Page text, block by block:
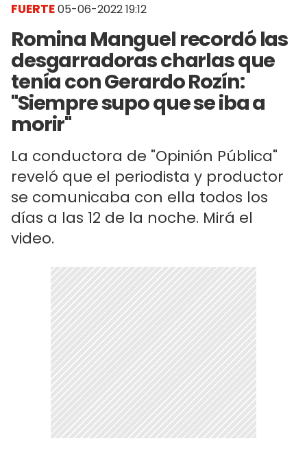
FUERTE05-06-2022 19:12
Romina Manguel recordó las
desgarradoras charlas que
tenía con Gerardo Rozín:
"Siempre supo que se iba a
morir"
La conductora de "Opinión Pública"
reveló que el periodista y productor
se comunicaba con ella todos los
días a las 12 de la noche. Mirá el
video.